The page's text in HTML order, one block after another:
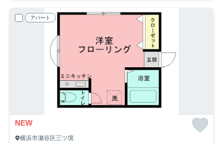
アパート
NEW
横浜市瀬谷区三ツ境